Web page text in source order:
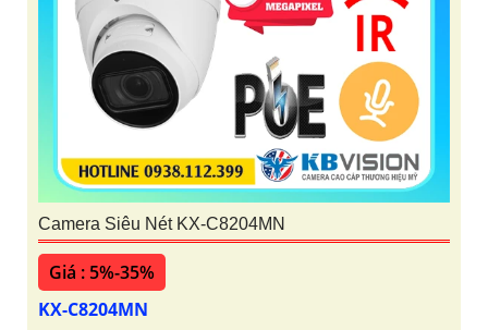
Camera Siêu Nét KX-C8204MN
Giá : 5%-35%
KX-C8204MN